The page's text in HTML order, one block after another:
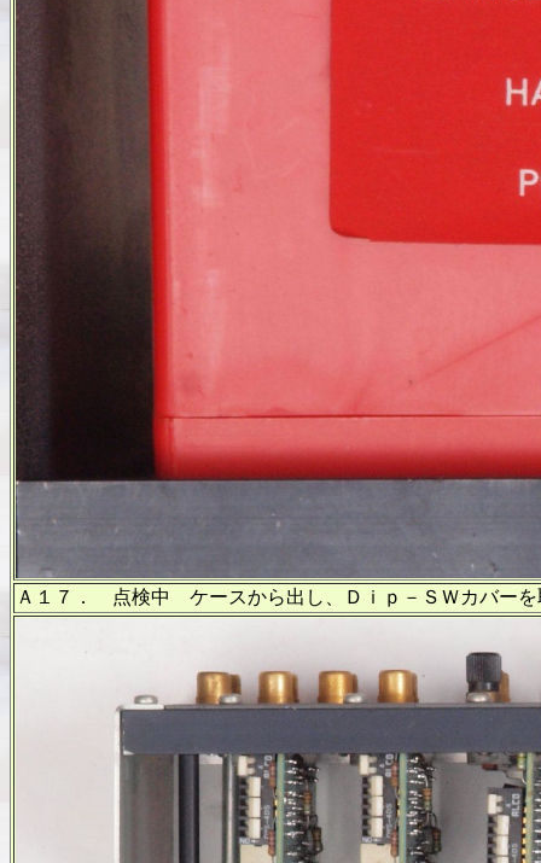
Ａ１７． 点検中 ケースから出し、Ｄｉｐ－ＳＷカバーを